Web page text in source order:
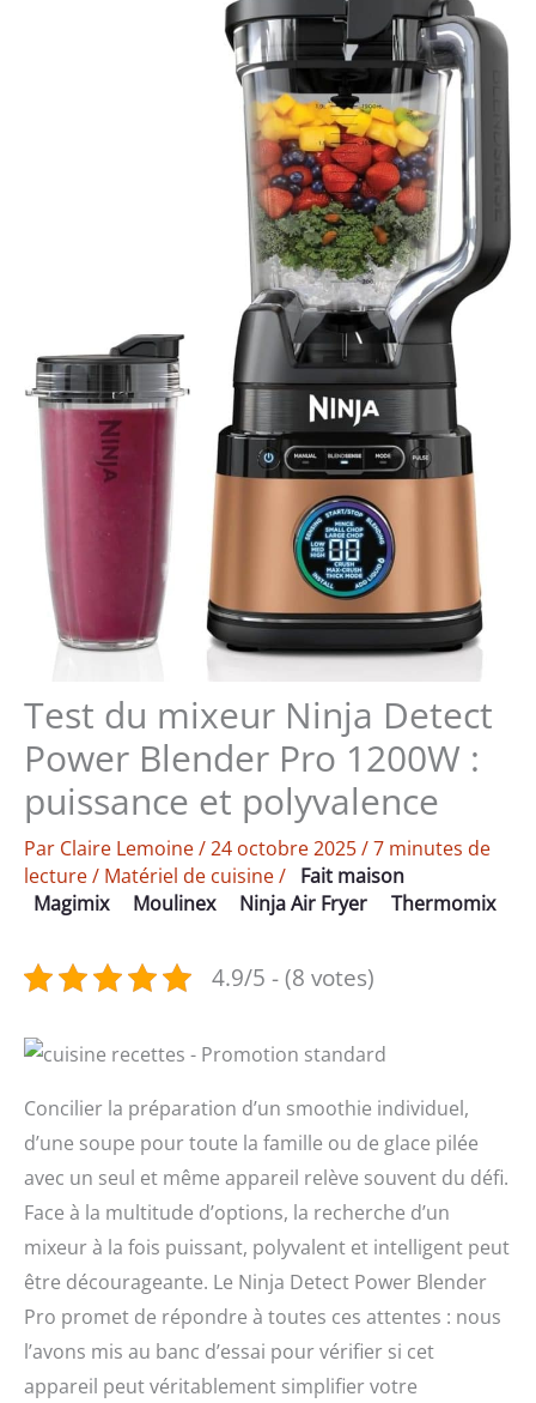
Test du mixeur Ninja Detect
Power Blender Pro 1200W :
puissance et polyvalence
Par Claire Lemoine/24 octobre 2025/7 minutes de
lecture/ Matériel de cuisine/ Fait maison
Magimix
Moulinex Ninja Air Fryer Thermomix
4.9/5 - (8 votes)
Concilier la préparation d’un smoothie individuel,
d’une soupe pour toute la famille ou de glace pilée
avec un seul et même appareil relève souvent du défi.
Face à la multitude d’options, la recherche d’un
mixeur à la fois puissant, polyvalent et intelligent peut
être décourageante. Le Ninja Detect Power Blender
Pro promet de répondre à toutes ces attentes : nous
l’avons mis au banc d’essai pour vérifier si cet
appareil peut véritablement simplifier votre